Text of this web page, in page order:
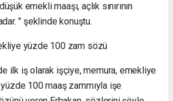
emekli maaşı, açlık sınırının
" şeklinde konuştu.
yüzde 100 zam sözü
ilk iş olarak işçiye, memura, emekliye
100 maaş zammıyla işe